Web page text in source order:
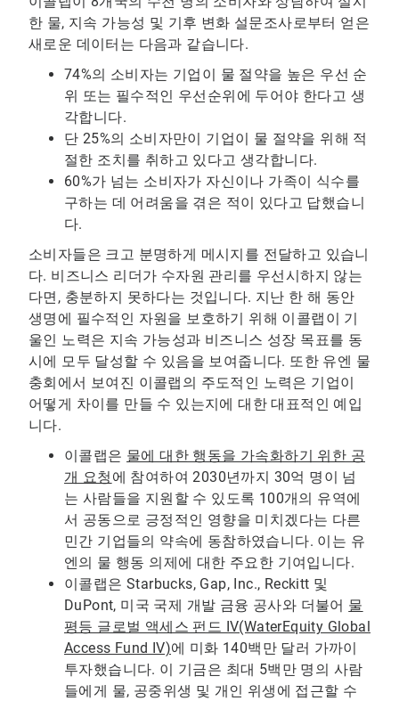
한 물, 지속 가능성 및 기후 변화 설문조사로부터 얻은
새로운 데이터는 다음과 같습니다.
74%의 소비자는 기업이 물 절약을 높은 우선 순
위 또는 필수적인 우선순위에 두어야 한다고 생
각합니다.
단 25%의 소비자만이 기업이 물 절약을 위해 적
절한 조치를 취하고 있다고 생각합니다.
60%가 넘는 소비자가 자신이나 가족이 식수를
구하는 데 어려움을 겪은 적이 있다고 답했습니
다.
소비자들은 크고 분명하게 메시지를 전달하고 있습니
다. 비즈니스 리더가 수자원 관리를 우선시하지 않는
다면, 충분하지 못하다는 것입니다. 지난 한 해 동안
생명에 필수적인 자원을 보호하기 위해 이콜랩이 기
울인 노력은 지속 가능성과 비즈니스 성장 목표를 동
시에 모두 달성할 수 있음을 보여줍니다. 또한 유엔 물
충회에서 보여진 이콜랩의 주도적인 노력은 기업이
어떻게 차이를 만들 수 있는지에 대한 대표적인 예입
니다.
이콜랩은 물에 대한 행동을 가속화하기 위한 공
개 요청 에 참여하여 2030년까지 30억 명이 넘
는 사람들을 지원할 수 있도록 100개의 유역에
서 공동으로 긍정적인 영향을 미치겠다는 다른
민간 기업들의 약속에 동참하였습니다. 이는 유
엔의 물 행동 의제에 대한 주요한 기여입니다.
이콜랩은 Starbucks, Gap, Inc., Reckitt 및
DuPont, 미국 국제 개발 금융 공사와 더불어 물
평등 글로벌 액세스 펀드 IV(WaterEquity Global
Access Fund IV)에 미화 140백만 달러 가까이
투자했습니다. 이 기금은 최대 5백만 명의 사람
들에게 물, 공중위생 및 개인 위생에 접근할 수